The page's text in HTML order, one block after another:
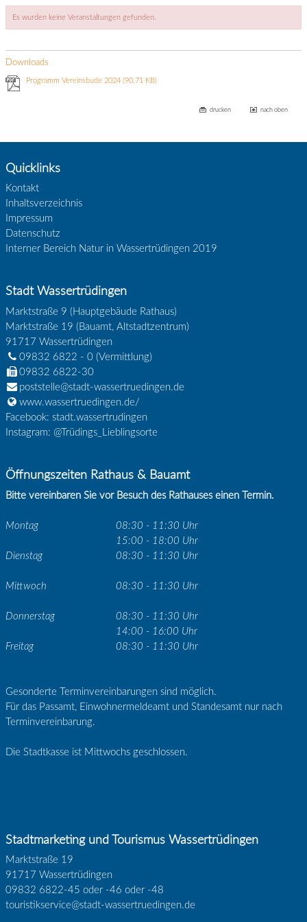
Es wurden keine Veranstaltungen gefunden.
Downloads
Programm Vereinsbude 2024(90.71 KB)
drucken nach oben
Quicklinks
Kontakt
Inhaltsverzeichnis
Impressum
Datenschutz
Interner Bereich Natur in Wassertrüdingen 2019
Stadt Wassertrüdingen
Marktstraße 9 (Hauptgebäude Rathaus)
Marktstraße 19 (Bauamt, Altstadtzentrum)
91717 Wassertrüdingen
09832 6822 - 0(Vermittlung)
09832 6822-30
poststelle@stadt-wassertruedingen.de
www.wassertruedingen.de/
Facebook: stadt.wassertrudingen
Instagram: @Trüdings_Lieblingsorte
Öffnungszeiten Rathaus & Bauamt
Bitte vereinbaren Sie vor Besuch des Rathauses einen Termin.
Montag
08:30 - 11:30 Uhr
15:00 - 18:00 Uhr
Dienstag
08:30 - 11:30 Uhr
Mittwoch 08:30 - 11:30 Uhr
Donnerstag
08:30 - 11:30 Uhr
14:00 - 16:00 Uhr
Freitag
08:30 - 11:30 Uhr
Gesonderte Terminvereinbarungen sind möglich.
Für das Passamt, Einwohnermeldeamt und Standesamt nur nach
Terminvereinbarung.
Die Stadtkasse ist Mittwochs geschlossen.
Stadtmarketing und Tourismus Wassertrüdingen
Marktstraße 19
91717 Wassertrüdingen
09832 6822-45 oder -46 oder -48
touristikservice@stadt-wassertruedingen.de